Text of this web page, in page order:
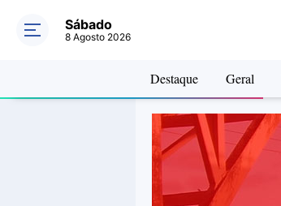
Sábado
8 Agosto 2026
Destaque Geral